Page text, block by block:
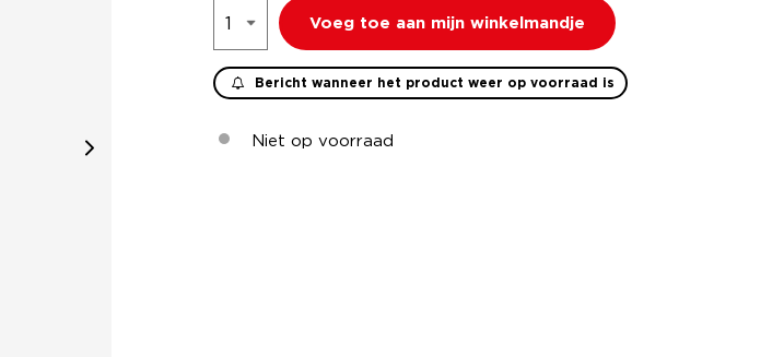
Voeg toe aan mijn winkelmandje
Bericht wanneer het product weer op voorraad is
Niet op voorraad